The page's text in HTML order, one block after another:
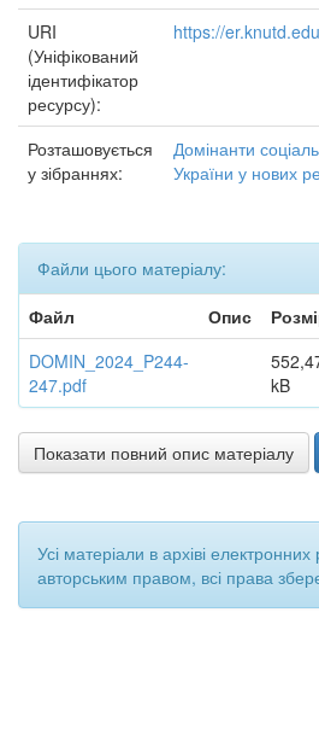
URI
(Уніфікований
ідентифікатор
ресурсу):
https://
Розташовується
у зібраннях:
Домінанти
України у нових
Файли цього матеріалу:
Файл
Опис
DOMIN_2024_P244-
247.pdf
kB
Показати повний опис матеріалу
Усі матеріали в архіві
авторським правом, всі права